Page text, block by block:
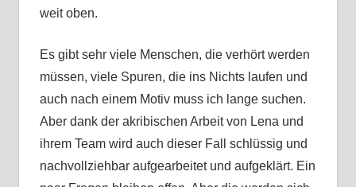
weit oben.
Es gibt sehr viele Menschen, die verhört werden
müssen, viele Spuren, die ins Nichts laufen und
auch nach einem Motiv muss ich lange suchen.
Aber dank der akribischen Arbeit von Lena und
ihrem Team wird auch dieser Fall schlüssig und
nachvollziehbar aufgearbeitet und aufgeklärt. Ein